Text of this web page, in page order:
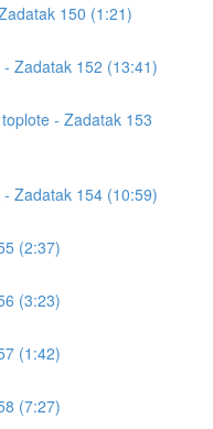
150 (1:21)
Zadatak 152 (13:41)
- Zadatak 153
Zadatak 154 (10:59)
(2:37)
(3:23)
(1:42)
(7:27)